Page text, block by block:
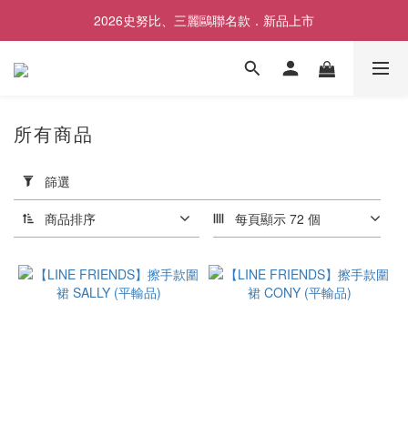
✨前往LINE加入好友領取專屬$50優惠券✨
2026史努比、三麗鷗聯名款．新品上市
✨前往LINE加入好友領取專屬$50優惠券✨
用
篩
選
(0/20)
價格
(NT$)
所有商品
篩選
商品排序 每頁顯示 72 個